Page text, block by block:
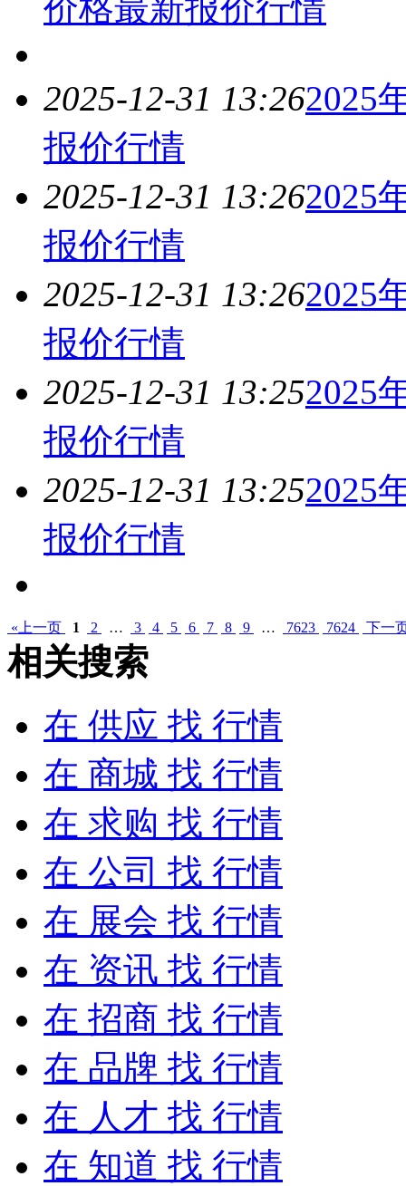
价格最新报价行情
2025-12-31 13:262025
报价行情
2025-12-31 13:262025
报价行情
2025-12-31 13:262025
报价行情
2025-12-31 13:252025
报价行情
2025-12-31 13:252025
报价行情
«上一页 1 2 … 3 4 5 6 7 8 9 … 7623 7624 下一
相关搜索
在 供应 找 行情
在 商城 找 行情
在 求购 找 行情
在 公司 找 行情
在 展会 找 行情
在 资讯 找 行情
在 招商 找 行情
在 品牌 找 行情
在 人才 找 行情
在 知道 找 行情